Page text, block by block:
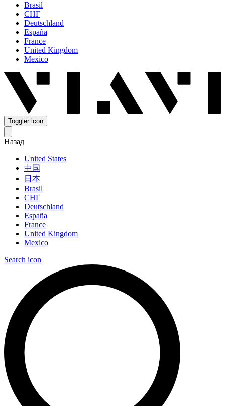
Brasil
СНГ
Deutschland
España
France
United Kingdom
Mexico
Toggler icon
Назад
United States
中国
日本
Brasil
СНГ
Deutschland
España
France
United Kingdom
Mexico
Search icon